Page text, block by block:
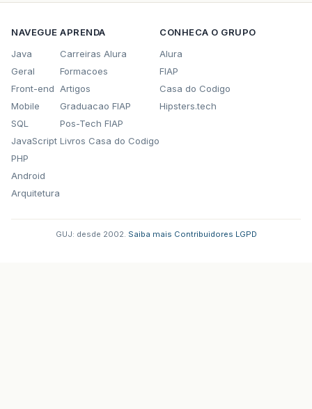
NAVEGUE
Java
Geral
Front-end
Mobile
SQL
JavaScript
PHP
Android
Arquitetura
APRENDA
Carreiras Alura
Formacoes
Artigos
Graduacao FIAP
Pos-Tech FIAP
Livros Casa do Codigo
CONHECA O GRUPO
Alura
FIAP
Casa do Codigo
Hipsters.tech
GUJ: desde 2002. Saiba mais Contribuidores LGPD